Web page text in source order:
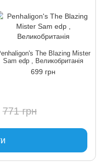
The Blazing Mister
Sam edp , Великобританія
699 грн
771 грн